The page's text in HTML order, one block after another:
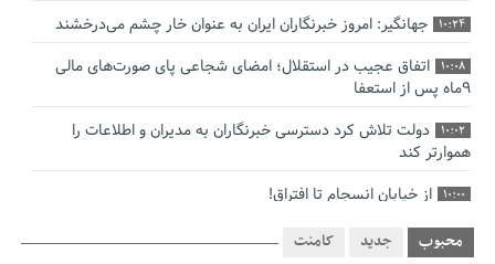
10:24 جهانگیر: امروز خبرنگاران ایران به عنوان خار چشم می‌درخشند
10:08
اتفاق عجیب در استقلال؛ امضای شجاعی پای صورت‌های مالی
٩ماه پس از استعفا
10:02
دولت تلاش کرد دسترسی خبرنگاران به مدیران و اطلاعات را
هموارتر کند
10:00 از خیابان انسجام تا افتراق!
9:48
چالش نظارت بر درمانگران اینستاگرامی/ نسخه وزارت بهداشت
برای جلوگیری از فعالیت پزشک‌نماها
محبوب جدید کامنت